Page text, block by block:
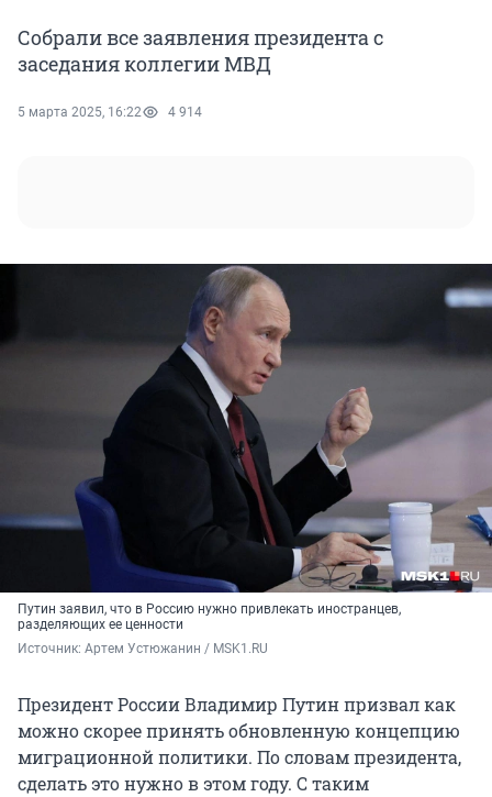
Собрали все заявления президента с
заседания коллегии МВД
5 марта 2025, 16:22 4 914
Путин заявил, что в Россию нужно привлекать иностранцев,
разделяющих ее ценности
Источник: Артем Устюжанин / MSK1.RU
Президент России Владимир Путин призвал как
можно скорее принять обновленную концепцию
миграционной политики. По словам президента,
сделать это нужно в этом году. С таким